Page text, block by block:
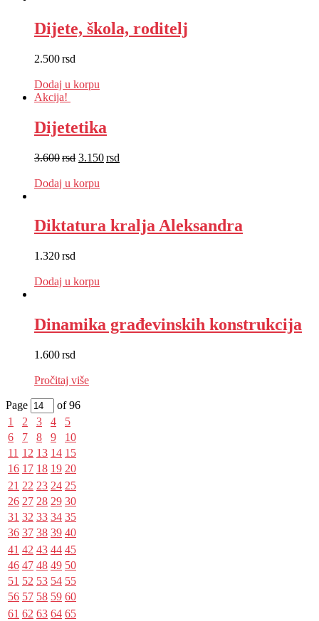
Dijete, škola, roditelj
2.500rsd
Dodaj u korpu
Akcija!
Dijetetika
3.600rsd 3.150rsd
Dodaj u korpu
Diktatura kralja Aleksandra
1.320rsd
Dodaj u korpu
Dinamika građevinskih konstrukcija
1.600rsd
Pročitaj više
Page
of 96
1
2 3 4
5
6
7 8 9
10
11 12 13 14 15
16 17 18 19 20
21 22 23 24 25
26 27 28 29 30
31 32 33 34 35
36 37 38 39 40
41 42 43 44 45
46 47 48 49 50
51 52 53 54 55
56 57 58 59 60
61 62 63 64 65